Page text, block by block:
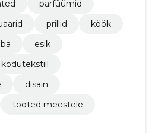
parfüümid
prillid
köök
esik
kodutekstiil
disain
tooted meestele